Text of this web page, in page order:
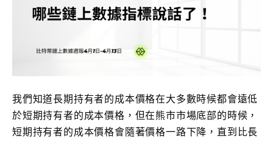
我們知道長期持有者的成本價格在大多數時候都會遠低
於短期持有者的成本價格，但在熊市市場底部的時候，
短期持有者的成本價格會隨著價格一路下降，直到比長